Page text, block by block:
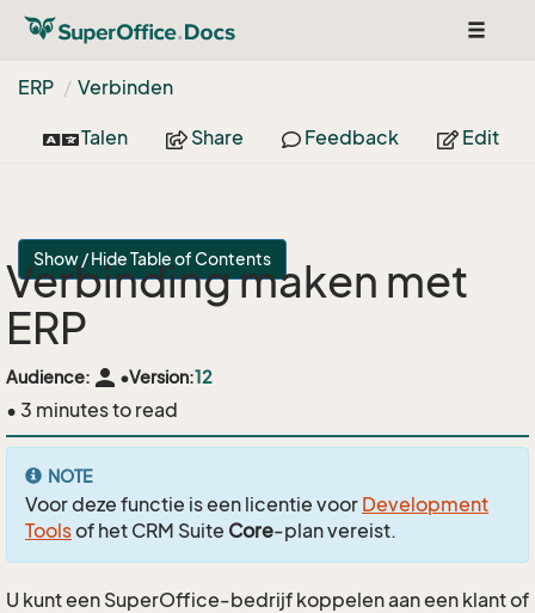
Toggle
ERP
Verbinden
Talen Share Feedback Edit
Show / Hide Table of Contents
Verbinding maken met
ERP
Audience: person •Version:12
• 3 minutes to read
NOTE
Voor deze functie is een licentie voor Development
Toolsof het CRM Suite Core-plan vereist.
U kunt een SuperOffice-bedrijf koppelen aan een klant of